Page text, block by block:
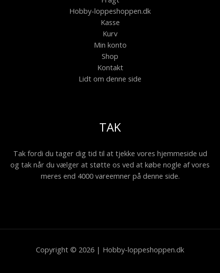
Hobby-loppeshoppen.dk
Kasse
Kurv
Min konto
Shop
Kontakt
Lidt om denne side
TAK
Tak fordi du tager dig tid til at tjekke vores hjemmeside ud
og tak når du vælger at støtte os ved at købe nogle af vores
meres end 4000 vareemner på denne side.
Copyright © 2026 | Hobby-loppeshoppen.dk